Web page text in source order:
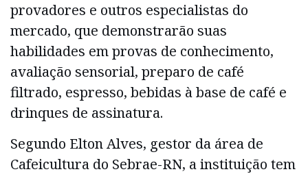
provadores e outros especialistas do
mercado, que demonstrarão suas
habilidades em provas de conhecimento,
avaliação sensorial, preparo de café
filtrado, espresso, bebidas à base de café e
drinques de assinatura.
Segundo Elton Alves, gestor da área de
Cafeicultura do Sebrae-RN, a instituição tem